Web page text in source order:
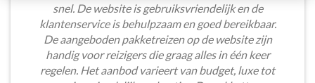
snel. De website is gebruiksvriendelijk en de
klantenservice is behulpzaam en goed bereikbaar.
De aangeboden pakketreizen op de website zijn
handig voor reizigers die graag alles in één keer
regelen. Het aanbod varieert van budget, luxe tot